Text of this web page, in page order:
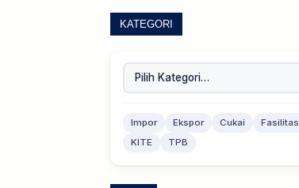
KATEGORI
Impor Ekspor Cukai Fasilitas
KITE
TPB